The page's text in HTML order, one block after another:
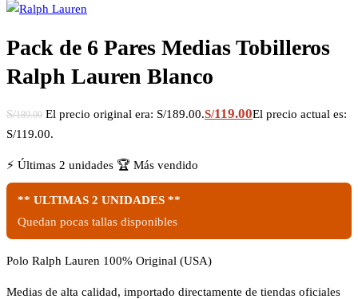
Pack de 6 Pares Medias Tobilleros
Ralph Lauren Blanco
S/189.00 El precio original era: S/189.00.S/119.00El precio actual es:
S/119.00.
⚡ Últimas 2 unidades 🏆 Más vendido
** ULTIMAS 2 UNIDADES **
Quedan pocas tallas disponibles
Polo Ralph Lauren 100% Original (USA)
Medias de alta calidad, importado directamente de tiendas oficiales